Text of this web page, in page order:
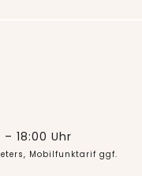
18:00 Uhr
Mobilfunktarif ggf.